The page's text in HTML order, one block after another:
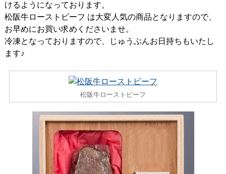
けるようになっております。
松阪牛ローストビーフ は大変人気の商品となりますので、
お早めにお買い求めくださいませ。
冷凍となっておりますので、じゅうぶんお日持ちもいたし
ます♪
松阪牛ローストビーフ